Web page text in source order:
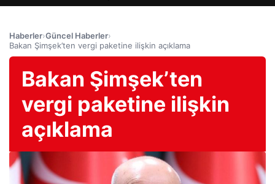
Haberler›Güncel Haberler›
Bakan Şimşek’ten vergi paketine ilişkin açıklama
Bakan Şimşek’ten
vergi paketine ilişkin
açıklama